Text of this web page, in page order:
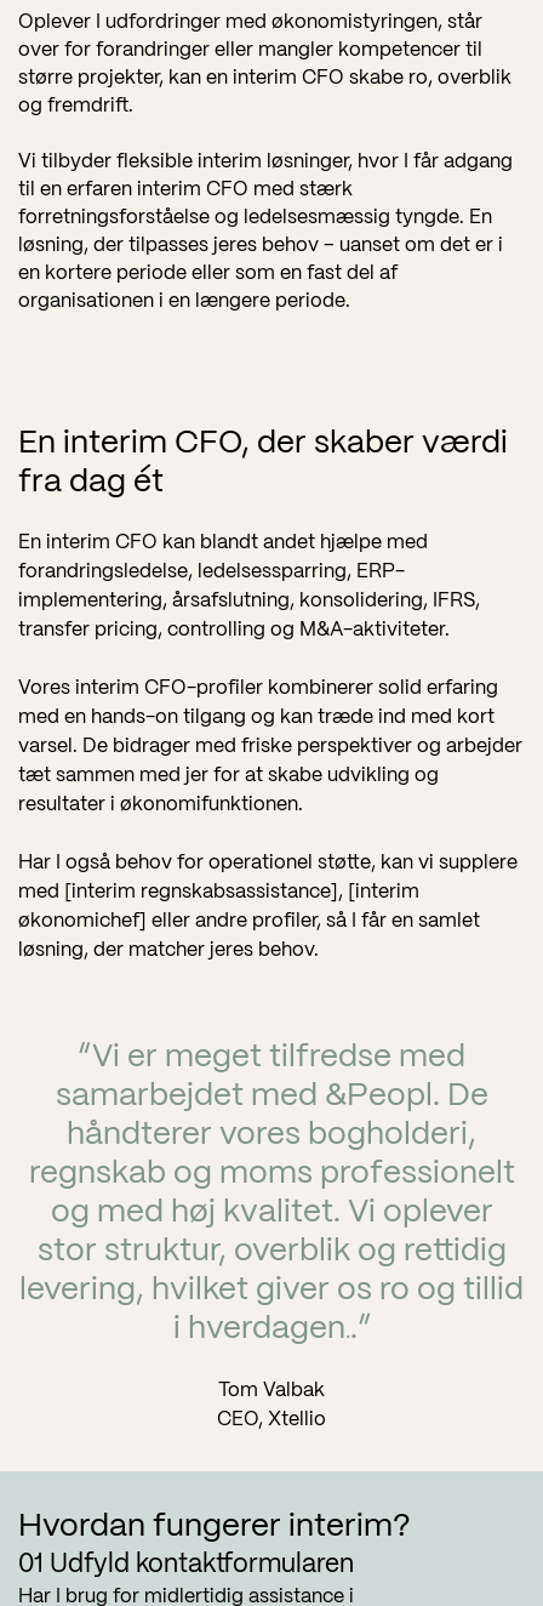
Oplever I udfordringer med økonomistyringen, står
over for forandringer eller mangler kompetencer til
større projekter, kan en interim CFO skabe ro, overblik
og fremdrift.
Vi tilbyder fleksible interim løsninger, hvor I får adgang
til en erfaren interim CFO med stærk
forretningsforståelse og ledelsesmæssig tyngde. En
løsning, der tilpasses jeres behov – uanset om det er i
en kortere periode eller som en fast del af
organisationen i en længere periode.
En interim CFO, der skaber værdi
fra dag ét
En interim CFO kan blandt andet hjælpe med
forandringsledelse, ledelsessparring, ERP-
implementering, årsafslutning, konsolidering, IFRS,
transfer pricing, controlling og M&A-aktiviteter.
Vores interim CFO-profiler kombinerer solid erfaring
med en hands-on tilgang og kan træde ind med kort
varsel. De bidrager med friske perspektiver og arbejder
tæt sammen med jer for at skabe udvikling og
resultater i økonomifunktionen.
Har I også behov for operationel støtte, kan vi supplere
med [interim regnskabsassistance], [interim
økonomichef] eller andre profiler, så I får en samlet
løsning, der matcher jeres behov.
“Vi er meget tilfredse med
samarbejdet med &Peopl. De
håndterer vores bogholderi,
regnskab og moms professionelt
og med høj kvalitet. Vi oplever
stor struktur, overblik og rettidig
levering, hvilket giver os ro og tillid
i hverdagen..”
Tom Valbak
CEO, Xtellio
Hvordan fungerer interim?
01 Udfyld kontaktformularen
Har I brug for midlertidig assistance i